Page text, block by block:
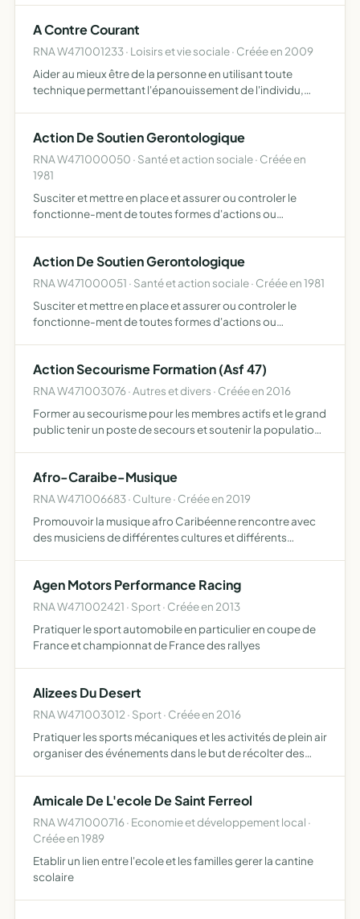
A Contre Courant
RNA W471001233 · Loisirs et vie sociale · Créée en 2009
Aider au mieux être de la personne en utilisant toute
technique permettant l'épanouissement de l'individu,
rêves, yog…
Action De Soutien Gerontologique
RNA W471000050 · Santé et action sociale · Créée en
1981
Susciter et mettre en place et assurer ou controler le
fonctionne-ment de toutes formes d'actions ou
Action De Soutien Gerontologique
RNA W471000051 · Santé et action sociale · Créée en 1981
Susciter et mettre en place et assurer ou controler le
fonctionne-ment de toutes formes d'actions ou
Action Secourisme Formation (Asf 47)
RNA W471003076 · Autres et divers · Créée en 2016
Former au secourisme pour les membres actifs et le grand
public tenir un poste de secours et soutenir la population
Afro-Caraibe-Musique
RNA W471006683 · Culture · Créée en 2019
Promouvoir la musique afro Caribéenne rencontre avec
des musiciens de différentes cultures et différents
de faire …
Agen Motors Performance Racing
RNA W471002421 · Sport · Créée en 2013
Pratiquer le sport automobile en particulier en coupe de
France et championnat de France des rallyes
Alizees Du Desert
RNA W471003012 · Sport · Créée en 2016
Pratiquer les sports mécaniques et les activités de plein air
organiser des événements dans le but de récolter des
Amicale De L'ecole De Saint Ferreol
RNA W471000716 · Economie et développement local ·
Créée en 1989
Etablir un lien entre l'ecole et les familles gerer la cantine
scolaire